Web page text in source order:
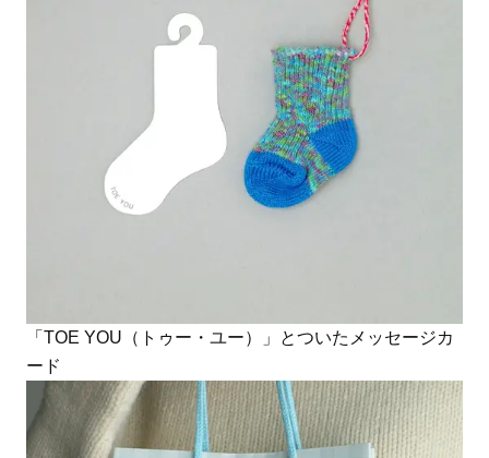
「TOE YOU（トゥー・ユー）」とついたメッセージカ
ード